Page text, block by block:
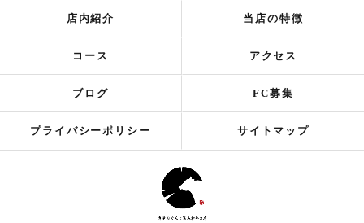
店内紹介 当店の特徴
コース アクセス
ブログ FC募集
プライバシーポリシー サイトマップ